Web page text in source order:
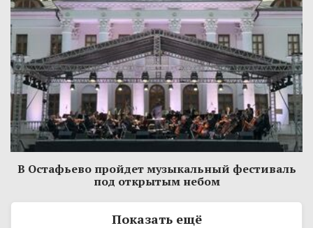
В Остафьево пройдет музыкальный фестиваль
под открытым небом
Показать ещё